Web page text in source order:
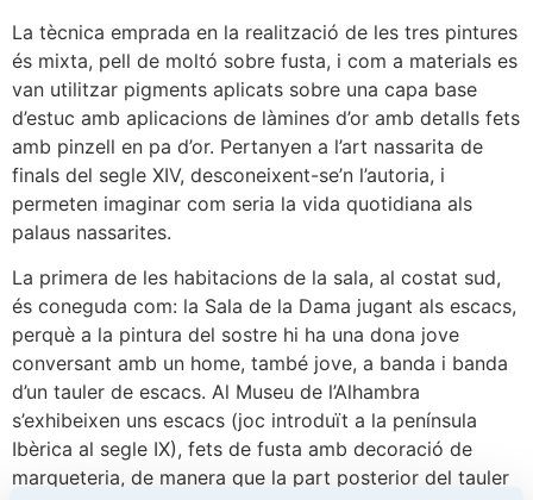
La tècnica emprada en la realització de les tres pintures
és mixta, pell de moltó sobre fusta, i com a materials es
van utilitzar pigments aplicats sobre una capa base
d’estuc amb aplicacions de làmines d’or amb detalls fets
amb pinzell en pa d’or. Pertanyen a l’art nassarita de
finals del segle XIV, desconeixent-se’n l’autoria, i
permeten imaginar com seria la vida quotidiana als
palaus nassarites.
La primera de les habitacions de la sala, al costat sud,
és coneguda com: la Sala de la Dama jugant als escacs,
perquè a la pintura del sostre hi ha una dona jove
conversant amb un home, també jove, a banda i banda
d’un tauler de escacs. Al Museu de l’Alhambra
s’exhibeixen uns escacs (joc introduït a la península
Ibèrica al segle IX), fets de fusta amb decoració de
marqueteria, de manera que la part posterior del tauler